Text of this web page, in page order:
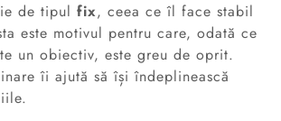
de tipul fix, ceea ce îl face stabil
este motivul pentru care, odată ce
un obiectiv, este greu de oprit.
îi ajută să își îndeplinească